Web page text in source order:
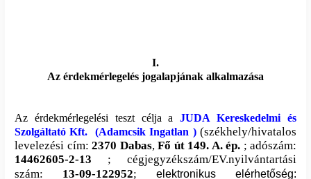
I.
Az érdekmérlegelés jogalapjának alkalmazása
Az érdekmérlegelési teszt célja aJUDA Kereskedelmi és
Szolgáltató Kft. (Adamcsik Ingatlan ) (székhely/hivatalos
levelezési cím: 2370 Dabas, Fő út 149. A. ép. ; adószám:
14462605-2-13 ; cégjegyzékszám/EV.nyilvántartási
szám: 13-09-122952; elektronikus elérhetőség: